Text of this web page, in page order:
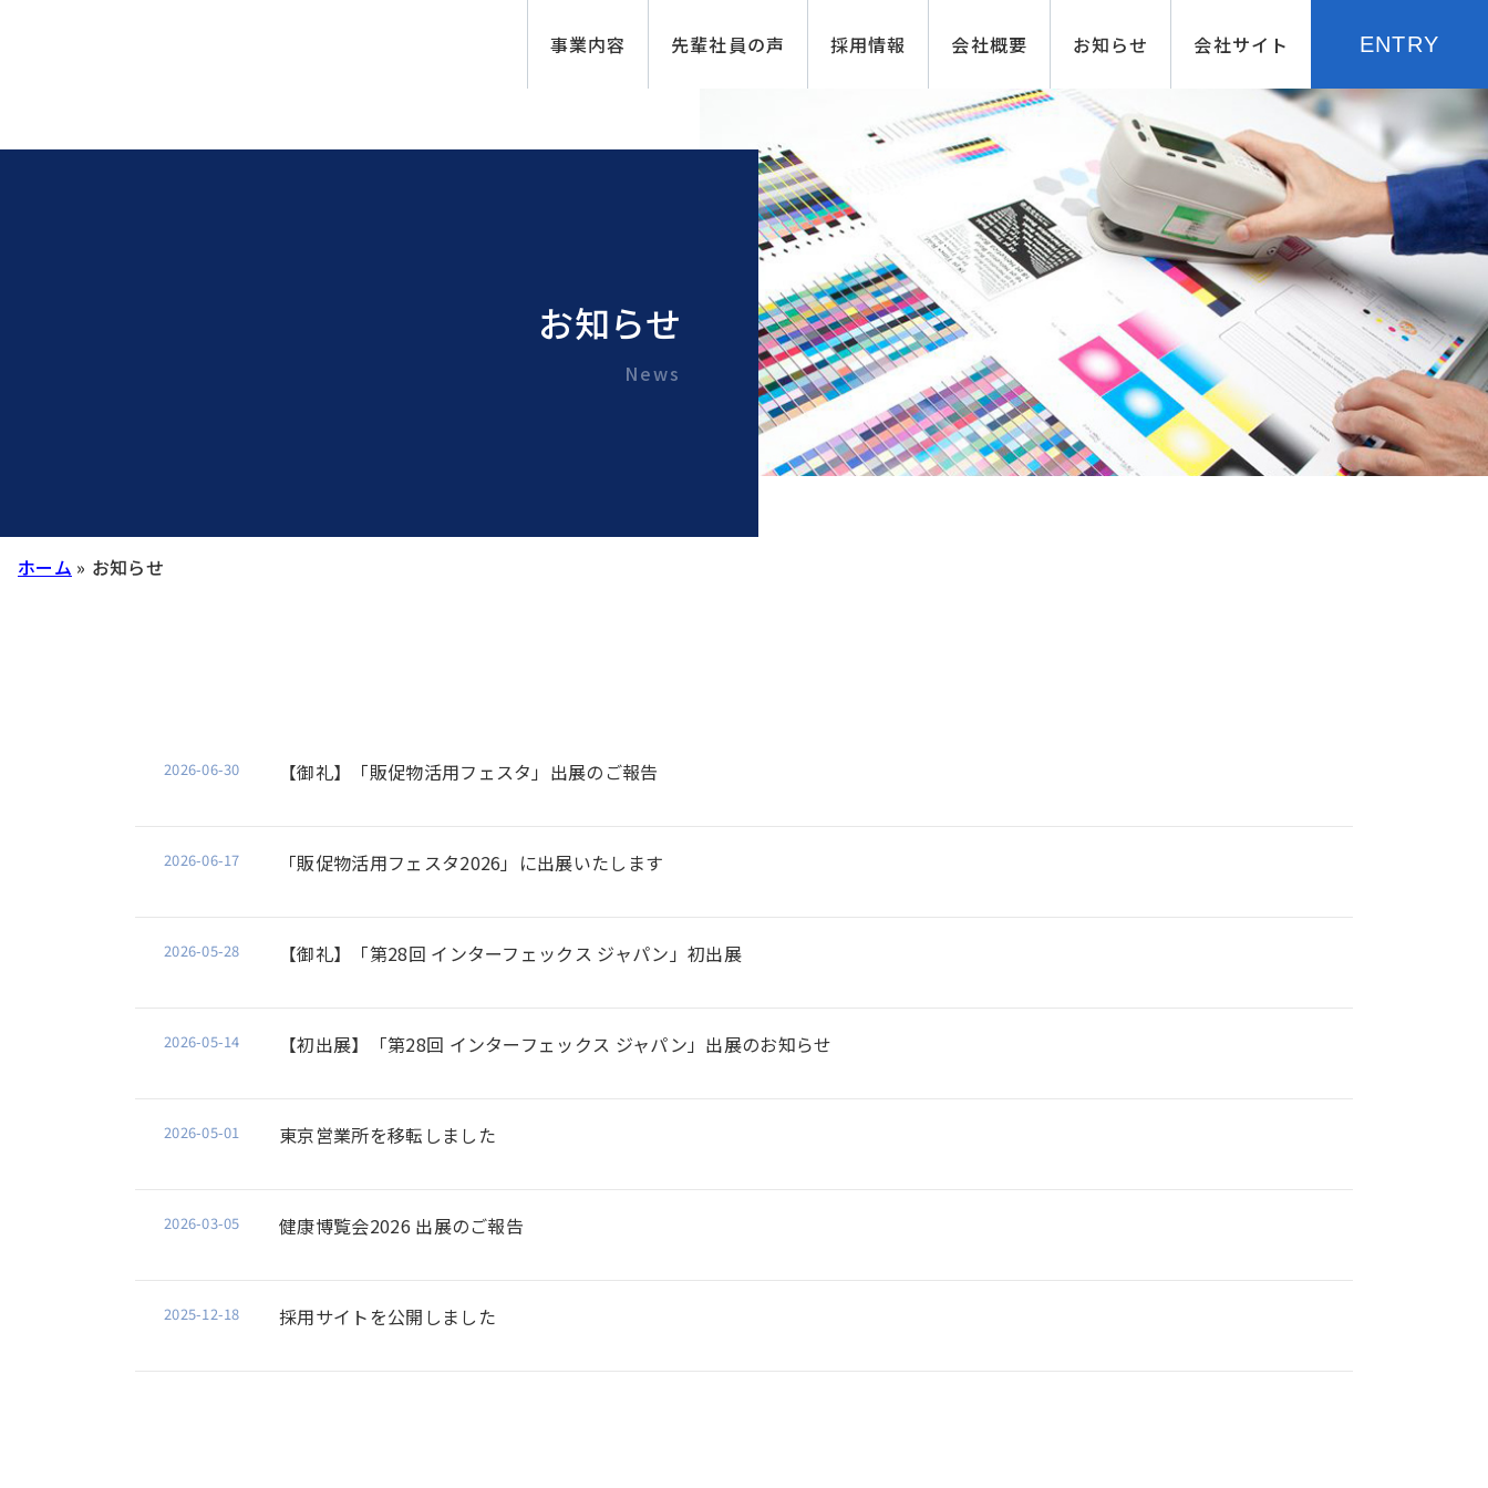
事業内容 先輩社員の声 採用情報 会社概要 お知らせ 会社サイト ENTRY
お知らせ
News
ホーム » お知らせ
2026-06-30 【御礼】「販促物活用フェスタ」出展のご報告
2026-06-17 「販促物活用フェスタ2026」に出展いたします
2026-05-28 【御礼】「第28回 インターフェックス ジャパン」初出展
2026-05-14 【初出展】「第28回 インターフェックス ジャパン」出展のお知らせ
2026-05-01 東京営業所を移転しました
2026-03-05 健康博覧会2026 出展のご報告
2025-12-18 採用サイトを公開しました